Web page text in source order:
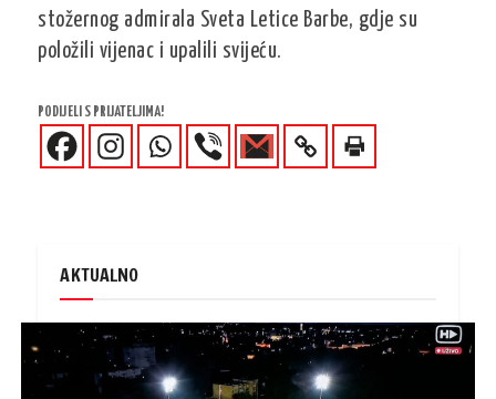
stožernog admirala Sveta Letice Barbe, gdje su
položili vijenac i upalili svijeću.
PODIJELI S PRIJATELJIMA!
AKTUALNO